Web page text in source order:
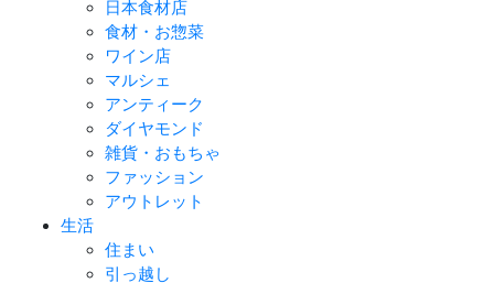
日本食材店
食材・お惣菜
ワイン店
マルシェ
アンティーク
ダイヤモンド
雑貨・おもちゃ
ファッション
アウトレット
生活
住まい
引っ越し